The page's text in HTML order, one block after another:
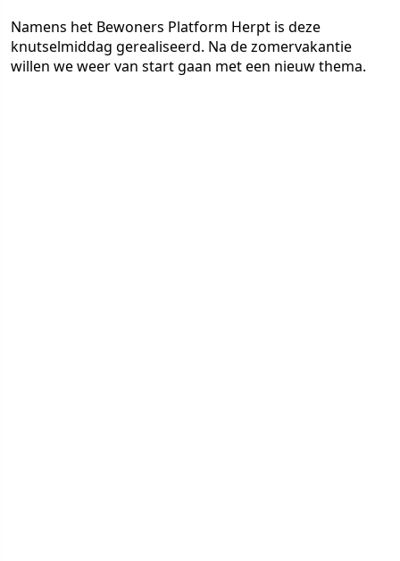
Namens het Bewoners Platform Herpt is deze
knutselmiddag gerealiseerd. Na de zomervakantie
willen we weer van start gaan met een nieuw thema.